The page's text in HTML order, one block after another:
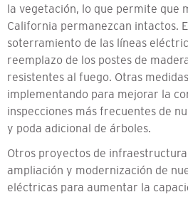
la vegetación, lo que permite que
California permanezcan intactos.
soterramiento de las líneas
reemplazo de los postes de
resistentes al fuego. Otras
implementando para mejorar la
inspecciones más frecuentes de
y poda adicional de árboles.
Otros proyectos de
ampliación y modernización de
eléctricas para aumentar la